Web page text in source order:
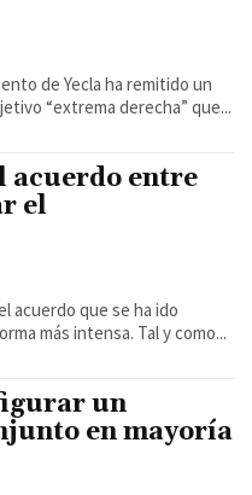
de Yecla ha remitido un
“extrema derecha” que...
acuerdo entre
el
acuerdo que se ha ido
gestionando en las últimas semanas de forma más intensa. Tal y como...
un
en mayoría